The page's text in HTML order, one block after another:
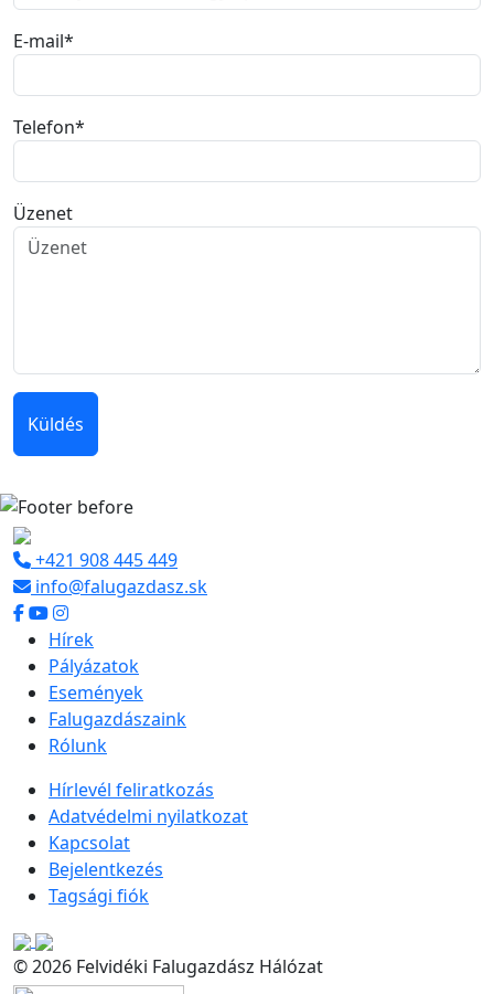
E-mail*
Telefon*
Üzenet
Küldés
+421 908 445 449
info@falugazdasz.sk
Hírek
Pályázatok
Események
Falugazdászaink
Rólunk
Hírlevél feliratkozás
Adatvédelmi nyilatkozat
Kapcsolat
Bejelentkezés
Tagsági fiók
© 2026 Felvidéki Falugazdász Hálózat